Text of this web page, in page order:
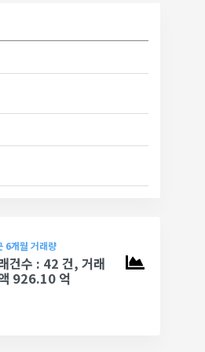
6개월 거래량
건수 : 42 건, 거래
926.10 억